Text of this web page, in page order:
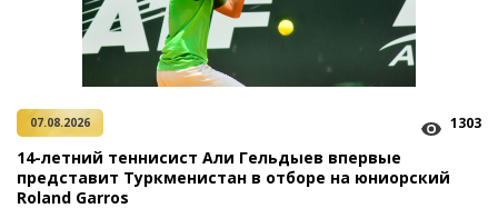
07.08.2026 1303
14-летний теннисист Али Гельдыев впервые
представит Туркменистан в отборе на юниорский
Roland Garros